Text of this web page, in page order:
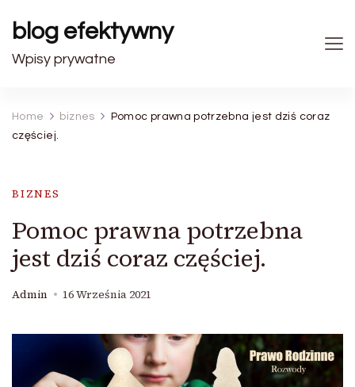
blog efektywny
Wpisy prywatne
Home biznes
Pomoc prawna potrzebna jest dziś coraz
częściej.
BIZNES
Pomoc prawna potrzebna
jest dziś coraz częściej.
Admin 16 Września 2021